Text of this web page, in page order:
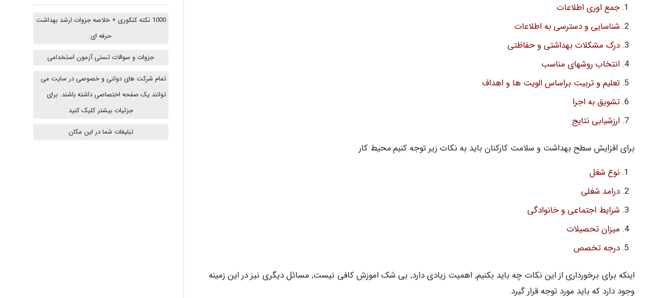
جمع اوری اطلاعات
شناسایی و دسترسی به اطلاعات
درک مشکلات بهداشتی و حفاظتی
انتخاب روشهای مناسب
تعلیم و تربیت براساس الویت ها و اهداف
تشویق به اجرا
ارزشیابی نتایج
برای افزایش سطح بهداشت و سلامت کارکنان باید به نکات زیر توجه کنیم:محیط کار
نوع شغل
درامد شغلی
شرایط اجتماعی و خانوادگی
میزان تحصیلات
درجه تخصص
اینکه برای برخورداری از این نکات چه باید بکنیم, اهمیت زیادی دارد, بی شک اموزش کافی نیست, مسائل دیگری نیز در این زمینه
وجود دارد که باید مورد توجه قرار گیرد.
Jafar Tym
HaddadiMahsa
1000 نکته کنکوری + خلاصه جزوات ارشد بهداشت
حرفه ای
جزوات و سوالات تستی آزمون استخدامی
تمام شرکت های دولتی و خصوصی در سایت می
توانند یک صفحه اختصاصی داشته باشند. برای
جزئیات بیشتر کلیک کنید
تبلیغات شما در این مکان